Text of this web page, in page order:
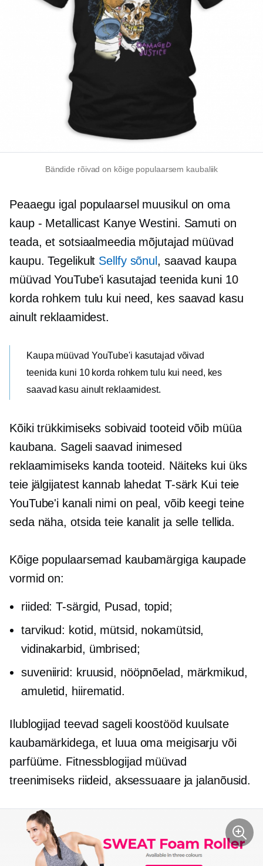
Bändide rõivad on kõige populaarsem kaubaliik
Peaaegu igal populaarsel muusikul on oma
kaup - Metallicast Kanye Westini. Samuti on
teada, et sotsiaalmeedia mõjutajad müüvad
kaupu. Tegelikult Sellfy sõnul , saavad kaupa
müüvad YouTube'i kasutajad teenida kuni 10
korda rohkem tulu kui need, kes saavad kasu
ainult reklaamidest.
Kaupa müüvad YouTube'i kasutajad võivad
teenida kuni 10 korda rohkem tulu kui need, kes
saavad kasu ainult reklaamidest.
Kõiki trükkimiseks sobivaid tooteid võib müüa
kaubana. Sageli saavad inimesed
reklaamimiseks kanda tooteid. Näiteks kui üks
teie jälgijatest kannab lahedat T-särk Kui teie
YouTube'i kanali nimi on peal, võib keegi teine ​​
seda näha, otsida teie kanalit ja selle tellida.
Kõige populaarsemad kaubamärgiga kaupade
vormid on:
riided:T-särgid, Pusad, topid;
tarvikud: kotid, mütsid, nokamütsid,
vidinakarbid, ümbrised;
suveniirid: kruusid, nööpnõelad, märkmikud,
amuletid, hiirematid.
Ilublogijad teevad sageli koostööd kuulsate
kaubamärkidega, et luua oma meigisarju või
parfüüme. Fitnessblogijad müüvad
treenimiseks riideid, aksessuaare ja jalanõusid.